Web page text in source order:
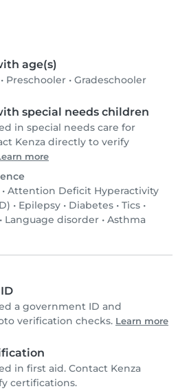
age(s)
• Preschooler • Gradeschooler
special needs children
in special needs care for
Kenza directly to verify
more
• Attention Deficit Hyperactivity
• Epilepsy • Diabetes • Tics •
• Language disorder • Asthma
a government ID and
verification checks. Learn more
in first aid. Contact Kenza
certifications.